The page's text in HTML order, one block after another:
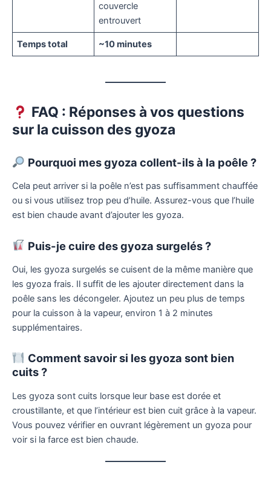
couvercle
entrouvert
Temps total ~10 minutes
FAQ : Réponses à vos questions
sur la cuisson des gyoza
Pourquoi mes gyoza collent-ils à la poêle ?
Cela peut arriver si la poêle n’est pas suffisamment chauffée
ou si vous utilisez trop peu d’huile. Assurez-vous que l’huile
est bien chaude avant d’ajouter les gyoza.
Puis-je cuire des gyoza surgelés ?
Oui, les gyoza surgelés se cuisent de la même manière que
les gyoza frais. Il suffit de les ajouter directement dans la
poêle sans les décongeler. Ajoutez un peu plus de temps
pour la cuisson à la vapeur, environ 1 à 2 minutes
supplémentaires.
Comment savoir si les gyoza sont bien
cuits ?
Les gyoza sont cuits lorsque leur base est dorée et
croustillante, et que l’intérieur est bien cuit grâce à la vapeur.
Vous pouvez vérifier en ouvrant légèrement un gyoza pour
voir si la farce est bien chaude.